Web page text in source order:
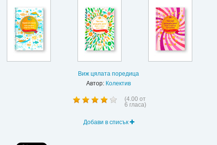
Виж цялата поредица
Автор: Колектив
(4.00 от
6 гласа)
Добави в списък